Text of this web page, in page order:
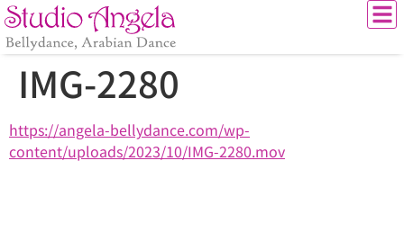
IMG-2280
https://angela-bellydance.com/wp-
content/uploads/2023/10/IMG-2280.mov